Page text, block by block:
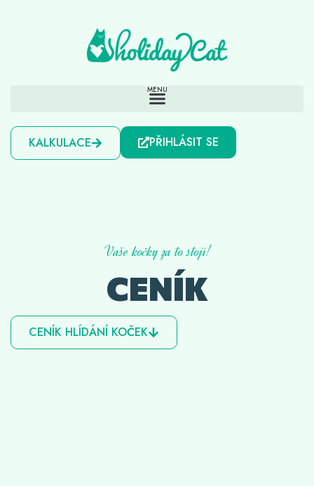
KALKULACE PŘIHLÁSIT SE
Vaše kočky za to stojí!
CENÍK
CENÍK HLÍDÁNÍ KOČEK